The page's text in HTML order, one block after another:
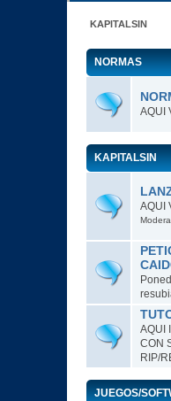
KAPITALSIN
NORMAS
AQUI
KAPITALSIN
AQUI
AQUI
CON
RIP/
JUEGOS/